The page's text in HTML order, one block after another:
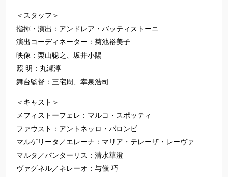
＜スタッフ＞
指揮・演出：アンドレア・バッティストーニ
演出コーディネーター：菊池裕美子
映像：栗山聡之、坂井小陽
照 明：丸瀬淳
舞台監督：三宅周、幸泉浩司
＜キャスト＞
メフィストーフェレ：マルコ・スポッティ
ファウスト：アントネッロ・パロンビ
マルゲリータ／エレーナ：マリア・テレーザ・レーヴァ
マルタ／パンターリス：清水華澄
ヴァグネル／ネレーオ：与儀 巧